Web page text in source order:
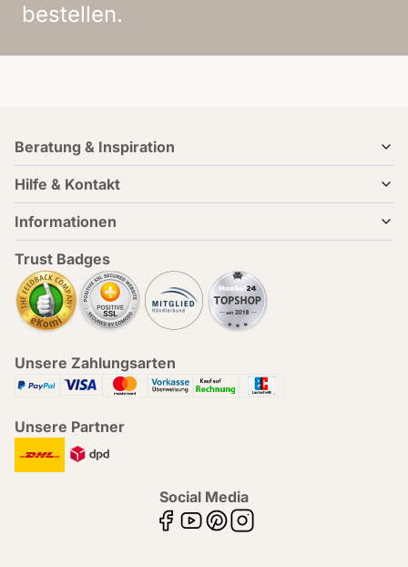
bestellen.
Beratung & Inspiration
Hilfe & Kontakt
Informationen
Trust Badges
Unsere Zahlungsarten
Unsere Partner
Social Media